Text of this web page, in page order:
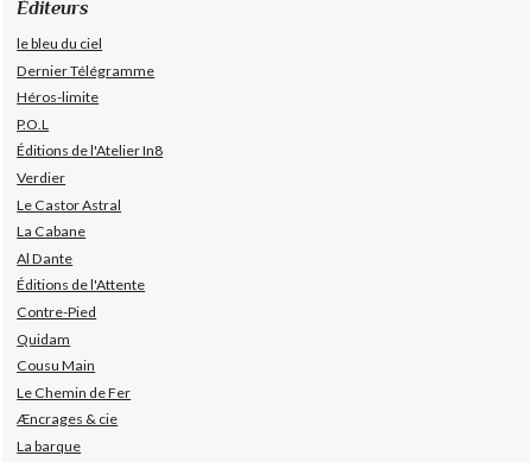
Éditeurs
le bleu du ciel
Dernier Télégramme
Héros-limite
P.O.L
Éditions de l'Atelier In8
Verdier
Le Castor Astral
La Cabane
Al Dante
Éditions de l'Attente
Contre-Pied
Quidam
Cousu Main
Le Chemin de Fer
Æncrages & cie
La barque